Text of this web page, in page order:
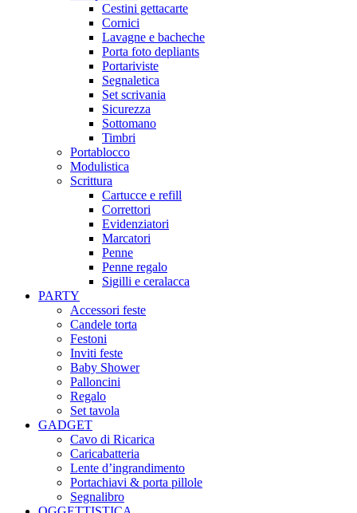
Cestini gettacarte
Cornici
Lavagne e bacheche
Porta foto depliants
Portariviste
Segnaletica
Set scrivania
Sicurezza
Sottomano
Timbri
Portablocco
Modulistica
Scrittura
Cartucce e refill
Correttori
Evidenziatori
Marcatori
Penne
Penne regalo
Sigilli e ceralacca
PARTY
Accessori feste
Candele torta
Festoni
Inviti feste
Baby Shower​
Palloncini
Regalo
Set tavola
GADGET
Cavo di Ricarica
Caricabatteria
Lente d’ingrandimento
Portachiavi & porta pillole
Segnalibro